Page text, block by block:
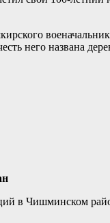
него названа
в Чишминском